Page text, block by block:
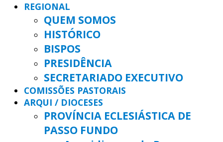
REGIONAL
QUEM SOMOS
HISTÓRICO
BISPOS
PRESIDÊNCIA
SECRETARIADO EXECUTIVO
COMISSÕES PASTORAIS
ARQUI / DIOCESES
PROVÍNCIA ECLESIÁSTICA DE
PASSO FUNDO